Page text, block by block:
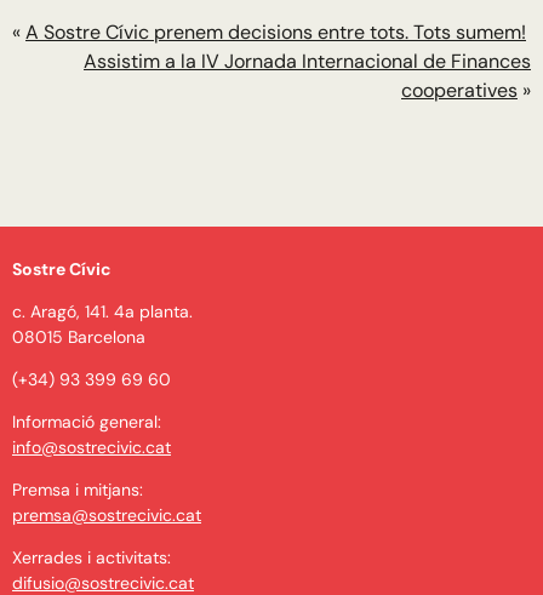
«A Sostre Cívic prenem decisions entre tots. Tots sumem!
Assistim a la IV Jornada Internacional de Finances
cooperatives »
Sostre Cívic
c. Aragó, 141. 4a planta.
08015 Barcelona
(+34) 93 399 69 60
Informació general:
info@sostrecivic.cat
Premsa i mitjans:
premsa@sostrecivic.cat
Xerrades i activitats:
difusio@sostrecivic.cat